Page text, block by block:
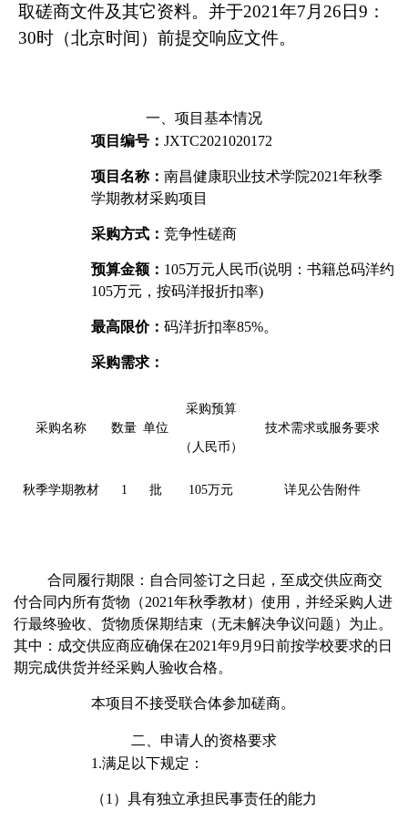
取磋商文件及其它资料。并于2021年7月26日9：
30时（北京时间）前提交响应文件。
一、项目基本情况
项目编号： JXTC2021020172
项目名称： 南昌健康职业技术学院2021年秋季
学期教材采购项目
采购方式： 竞争性磋商
预算金额： 105万元人民币(说明：书籍总码洋约
105万元，按码洋报折扣率)
最高限价： 码洋折扣率85%。
采购需求：
采购名称 数量 单位
采购预算
（人民币）
技术需求或服务要求
秋季学期教材 1 批 105万元 详见公告附件
合同履行期限：自合同签订之日起，至成交供应商交
付合同内所有货物（2021年秋季教材）使用，并经采购人进
行最终验收、货物质保期结束（无未解决争议问题）为止。
其中：成交供应商应确保在2021年9月9日前按学校要求的日
期完成供货并经采购人验收合格。
本项目不接受联合体参加磋商。
二、申请人的资格要求
1.满足以下规定：
（1）具有独立承担民事责任的能力